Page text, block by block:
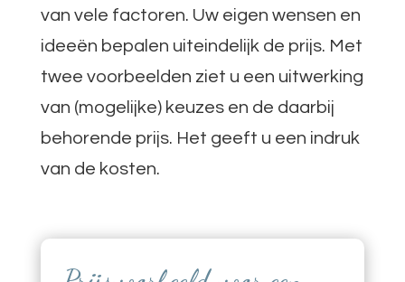
van vele factoren. Uw eigen wensen en
ideeën bepalen uiteindelijk de prijs. Met
twee voorbeelden ziet u een uitwerking
van (mogelijke) keuzes en de daarbij
behorende prijs. Het geeft u een indruk
van de kosten.